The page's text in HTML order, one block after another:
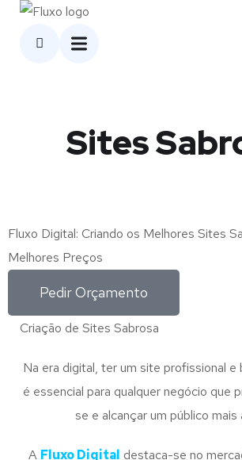
Sites
Fluxo Digital: Criando os Melhores Sites
Melhores Preços
Pedir Orçamento
Criação de Sites Sabrosa
Na era digital, ter um site profissional
é essencial para qualquer negócio que
se e alcançar um público mais
A Fluxo Digital destaca-se no